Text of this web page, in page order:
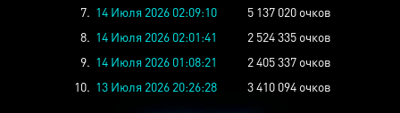
7. 14 Июля 2026 02:09:10
5 137 020 очков
8. 14 Июля 2026 02:01:41
2 524 335 очков
9. 14 Июля 2026 01:08:21
2 405 337 очков
10. 13 Июля 2026 20:26:28 3 410 094 очков